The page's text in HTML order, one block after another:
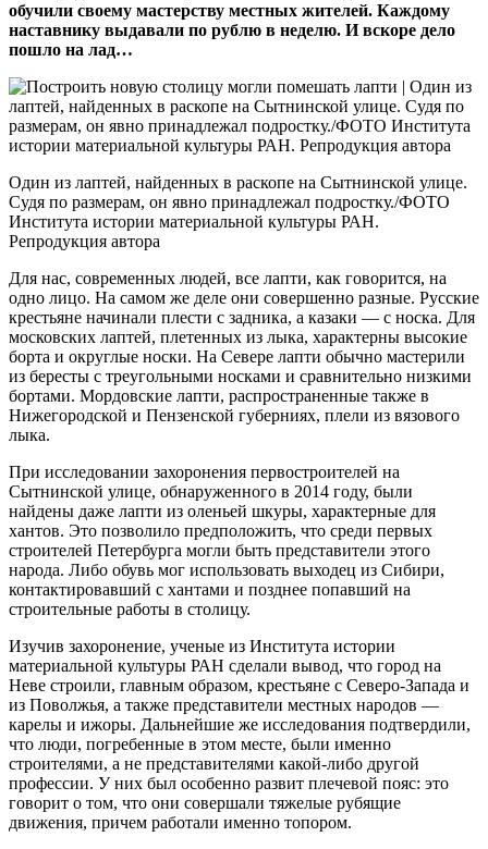
обучили своему мастерству местных жителей. Каждому
наставнику выдавали по рублю в неделю. И вскоре дело
пошло на лад…
Один из лаптей, найденных в раскопе на Сытнинской улице.
Судя по размерам, он явно принадлежал подростку./ФОТО
Института истории материальной культуры РАН.
Репродукция автора
Для нас, современных людей, все лапти, как говорится, на
одно лицо. На самом же деле они совершенно разные. Русские
крестьяне начинали плести с задника, а казаки — с носка. Для
московских лаптей, плетенных из лыка, характерны высокие
борта и округ­лые носки. На Севере лапти обычно мастерили
из бересты с тре­угольными носками и сравнительно низкими
бортами. Мордовские лапти, распространенные также в
Нижегородской и Пензенской губерниях, плели из вязового
лыка.
При исследовании захоронения первостроителей на
Сытнинской улице, обнаруженного в 2014 году, были
найдены даже лапти из оленьей шкуры, характерные для
хантов. Это позволило предположить, что среди первых
строителей Петербурга могли быть представители этого
народа. Либо обувь мог использовать выходец из Сибири,
контактировавший с хантами и позднее попавший на
строительные работы в столицу.
Изучив захоронение, ученые из Института истории
материальной культуры РАН сделали вывод, что город на
Неве строили, главным образом, крестьяне с Северо-Запада и
из Поволжья, а также представители местных народов —
карелы и ижоры. Дальнейшие же исследования подтвердили,
что люди, погребенные в этом месте, были именно
строителями, а не представителями какой‑либо другой
профессии. У них был особенно развит плечевой пояс: это
говорит о том, что они совершали тяжелые рубящие
движения, причем работали именно топором.